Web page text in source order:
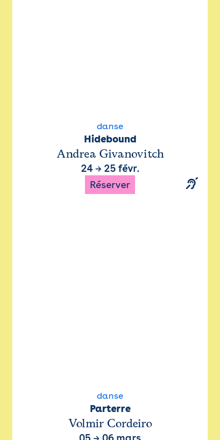
danse
Hidebound
Andrea Givanovitch
24→ 25 févr.
Réserver
danse
Parterre
Volmir Cordeiro